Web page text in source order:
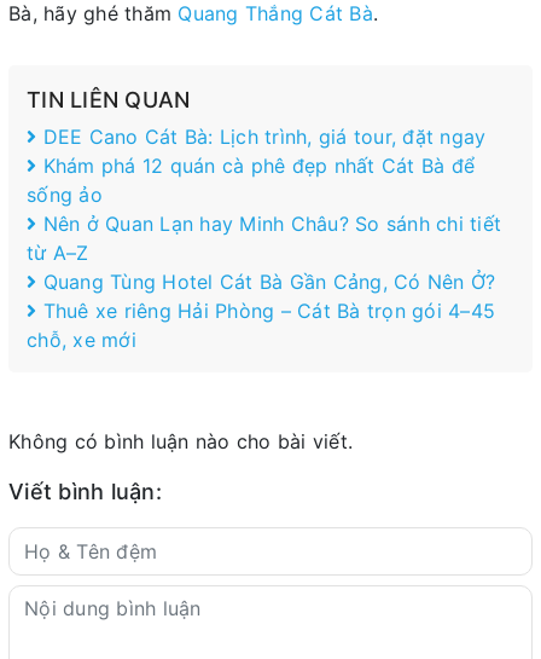
Bà, hãy ghé thăm Quang Thắng Cát Bà.
TIN LIÊN QUAN
DEE Cano Cát Bà: Lịch trình, giá tour, đặt ngay
Khám phá 12 quán cà phê đẹp nhất Cát Bà để
sống ảo
Nên ở Quan Lạn hay Minh Châu? So sánh chi tiết
từ A–Z
Quang Tùng Hotel Cát Bà Gần Cảng, Có Nên Ở?
Thuê xe riêng Hải Phòng – Cát Bà trọn gói 4–45
chỗ, xe mới
Không có bình luận nào cho bài viết.
Viết bình luận: